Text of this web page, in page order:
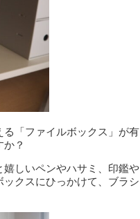
「ファイルボックス」が有
？
しいペンやハサミ、印鑑や
クスにひっかけて、ブラシ